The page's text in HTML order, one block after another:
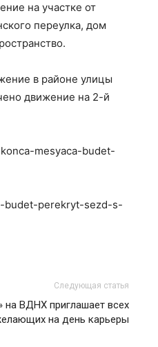
на участке от
переулка, дом
в районе улицы
движение на 2-й
mesyaca-budet-
budet-perekryt-sezd-s-
Следующая статья
на ВДНХ приглашает всех
на день карьеры